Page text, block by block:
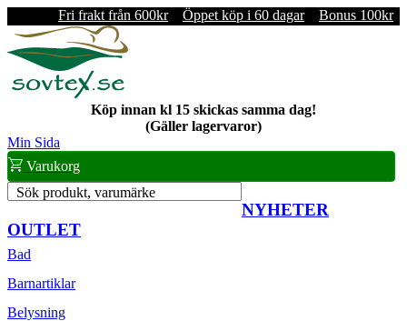
Fri frakt från 600kr Öppet köp i 60 dagar Bonus 100kr
Köp innan kl 15 skickas samma dag!
(Gäller lagervaror)
Min Sida
Varukorg
Sök produkt, varumärke
NYHETER
OUTLET
Bad
Barnartiklar
Belysning